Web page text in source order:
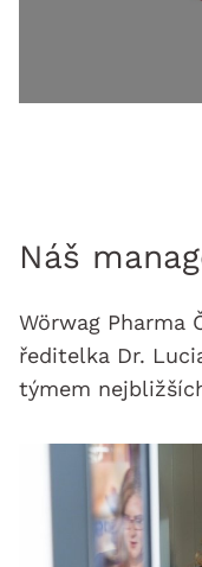
Náš
Wörwag Pharma
ředitelka Dr.
týmem